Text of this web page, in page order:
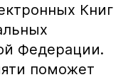
Книг
Федерации.
поможет